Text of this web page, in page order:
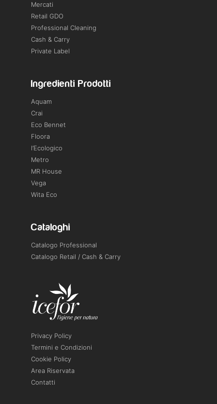
Mercati
Retail GDO
Professional Cleaning
Cash & Carry
Private Label
Ingredienti Prodotti
Aquam
Crai
Eco Bennet
Floora
l’Ecologico
Metro
MR House
Vega
Wita Eco
Cataloghi
Catalogo Professional
Catalogo Retail / Cash & Carry
Privacy Policy
Termini e Condizioni
Cookie Policy
Area Riservata
Contatti